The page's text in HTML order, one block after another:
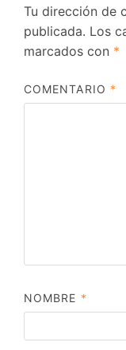
Tu dirección de
publicada. Los
marcados con *
COMENTARIO *
NOMBRE *